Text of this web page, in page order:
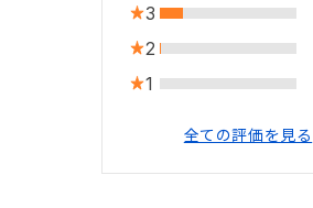
3
2
1
全ての評価を見る